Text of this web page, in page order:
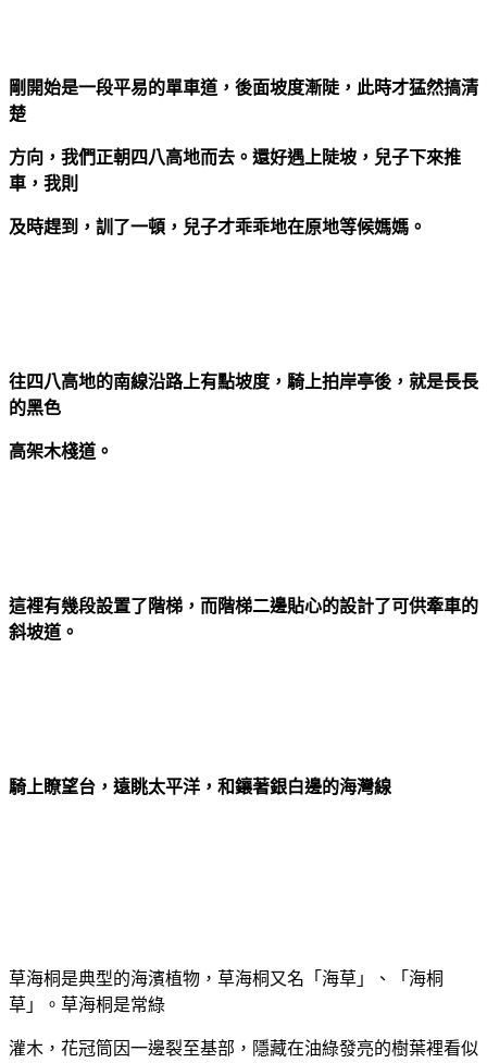
剛開始是一段平易的單車道，後面坡度漸陡，此時才猛然搞清
楚
方向，我們正朝四八高地而去。還好遇上陡坡，兒子下來推
車，我則
及時趕到，訓了一頓，兒子才乖乖地在原地等候媽媽。
往四八高地的南線沿路上有點坡度，騎上拍岸亭後，就是長長
的黑色
高架木棧道。
這裡有幾段設置了階梯，而階梯二邊貼心的設計了可供牽車的
斜坡道。
騎上瞭望台，遠眺太平洋，和鑲著銀白邊的海灣線
草海桐是典型的海濱植物，草海桐又名「海草」、「海桐
草」。草海桐是常綠
灌木，花冠筒因一邊裂至基部，隱藏在油綠發亮的樹葉裡看似